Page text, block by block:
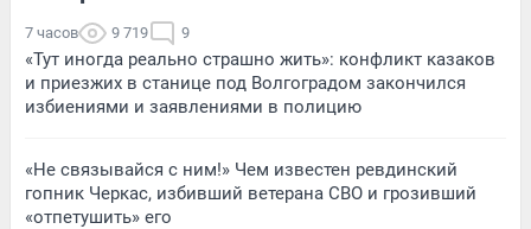
7 часов 9 719 9
«Тут иногда реально страшно жить»: конфликт казаков
и приезжих в станице под Волгоградом закончился
избиениями и заявлениями в полицию
«Не связывайся с ним!» Чем известен ревдинский
гопник Черкас, избивший ветерана СВО и грозивший
«отпетушить» его